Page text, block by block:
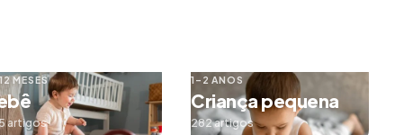
MESES
artigos
1–2 ANOS
Criança pequena
282 artigos